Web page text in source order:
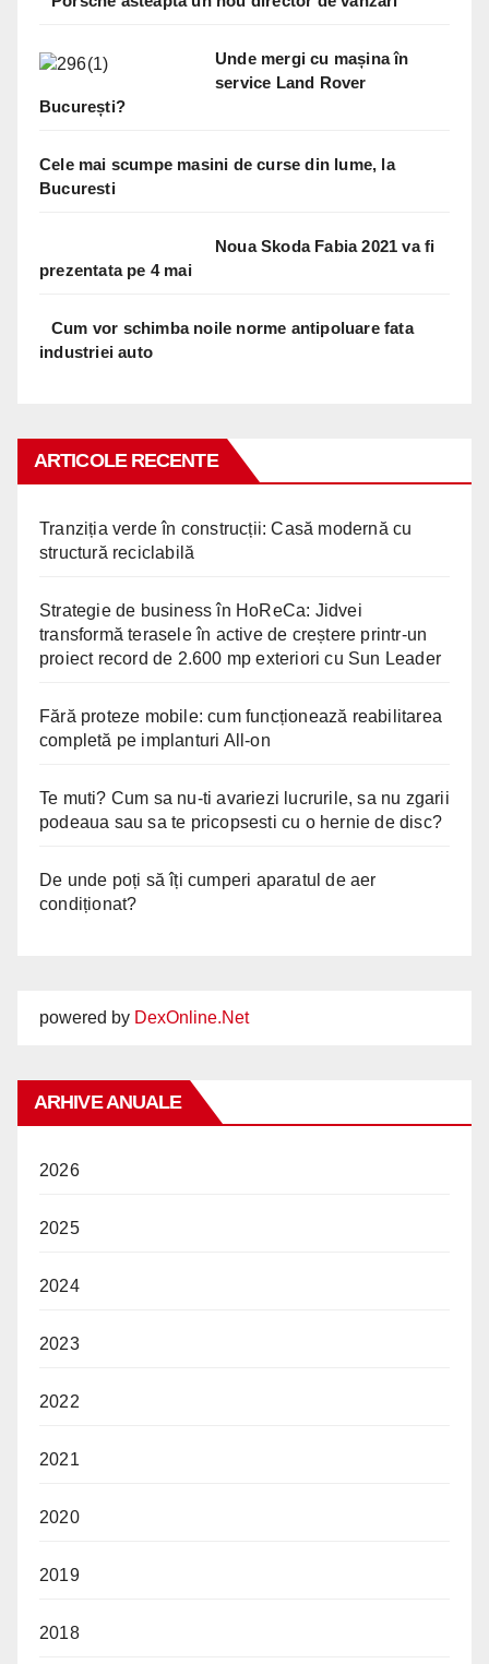
Unde mergi cu mașina în
service Land Rover
București?
Cele mai scumpe masini de curse din lume, la
Bucuresti
Noua Skoda Fabia 2021 va fi
prezentata pe 4 mai
Cum vor schimba noile norme antipoluare fata
industriei auto
ARTICOLE RECENTE
Tranziția verde în construcții: Casă modernă cu
structură reciclabilă
Strategie de business în HoReCa: Jidvei
transformă terasele în active de creștere printr-un
proiect record de 2.600 mp exteriori cu Sun Leader
Fără proteze mobile: cum funcționează reabilitarea
completă pe implanturi All-on
Te muti? Cum sa nu-ti avariezi lucrurile, sa nu zgarii
podeaua sau sa te pricopsesti cu o hernie de disc?
De unde poți să îți cumperi aparatul de aer
condiționat?
powered by DexOnline.Net
ARHIVE ANUALE
2026
2025
2024
2023
2022
2021
2020
2019
2018